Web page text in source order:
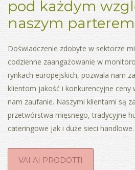
pod każdym
naszym
Doświadczenie zdobyte w sektorze
codzienne zaangażowanie w
rynkach europejskich, pozwala nam
klientom jakość i konkurencyjne ceny
nam zaufanie. Naszymi klientami są
przetwórstwa mięsnego, tradycyjne
cateringowe jak i duże sieci handlowe.
VAI AI PRODOTTI